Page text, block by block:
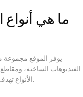
ما هي أنواع
يوفر الموقع مجموعة
الفيديوهات الساخنة،
الأنواع تهدف إلى تلبية مختلف الأذواق والرغبات بين المشاهدين.